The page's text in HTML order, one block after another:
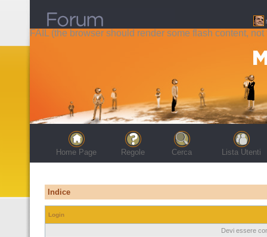
FAIL (the browser should render some flash content, not
Home Page Regole Cerca Lista Utenti
Indice
Login
Devi essere